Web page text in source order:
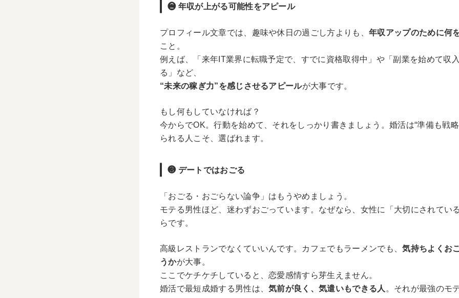
❷ 年収が上がる可能性をアピール
プロフィール文章では、趣味や休日の過ごし方よりも、年収アップのために何
こと。
例えば、「来年IT業界に転職予定で、すでに資格取得中」や「副業を始めて収
る」など、
“未来の稼ぎ力”を感じさせるアピールが大事です。
もし何もしていなければ？
今からでOK。行動を始めて、それをしっかり書きましょう。婚活は“準備も戦
られる人こそ、選ばれます。
❸ デートではおごる
「おごる・おごらない論争」はもうやめましょう。
モテる男性ほど、迷わずおごっています。なぜなら、女性に「大切にされてい
らです。
高級レストランでなくていいんです。カフェでもラーメンでも、気持ちよくお
うかが大事。
ここでケチケチしていると、恋愛感情すら芽生えません。
婚活で最短成婚する男性は、気前が良く、気遣いもできる人 。それが最強のモ